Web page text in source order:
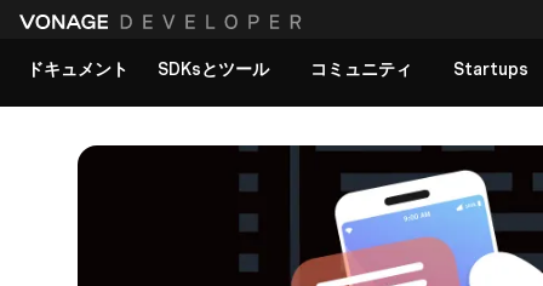
ドキュメント SDKsとツール コミュニティ Startups